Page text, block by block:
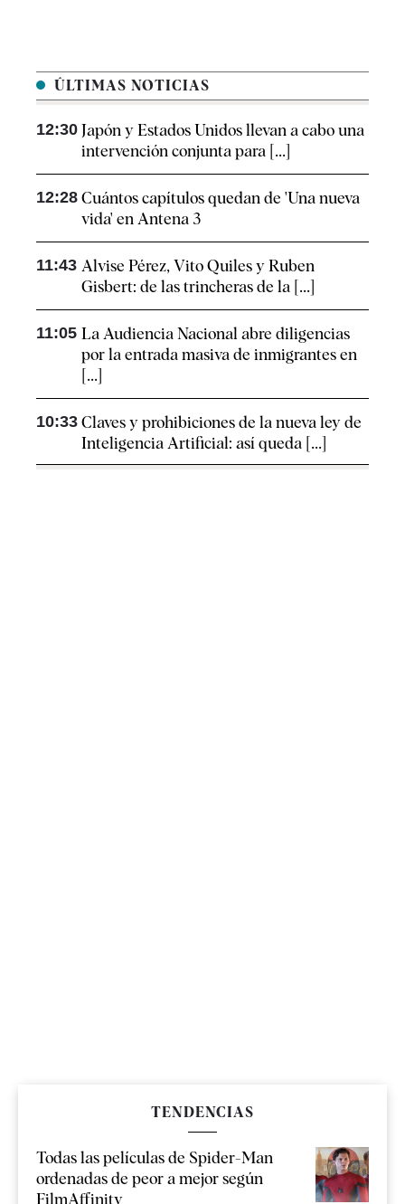
ÚLTIMAS NOTICIAS
12:30 Japón y Estados Unidos llevan a cabo una
intervención conjunta para [...]
12:28 Cuántos capítulos quedan de 'Una nueva
vida' en Antena 3
11:43 Alvise Pérez, Vito Quiles y Ruben
Gisbert: de las trincheras de la [...]
11:05 La Audiencia Nacional abre diligencias
por la entrada masiva de inmigrantes en
[...]
10:33 Claves y prohibiciones de la nueva ley de
Inteligencia Artificial: así queda [...]
TENDENCIAS
Todas las películas de Spider-Man
ordenadas de peor a mejor según
FilmAffinity